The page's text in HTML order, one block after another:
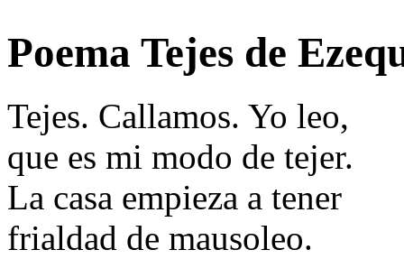
Poema Tejes de
Tejes. Callamos. Yo leo,
que es mi modo de tejer.
La casa empieza a tener
frialdad de mausoleo.